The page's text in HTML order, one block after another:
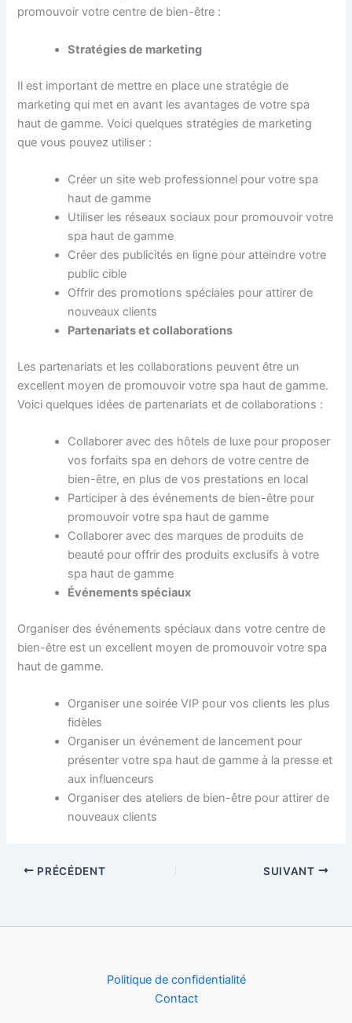
promouvoir votre centre de bien-être :
Stratégies de marketing
Il est important de mettre en place une stratégie de
marketing qui met en avant les avantages de votre spa
haut de gamme. Voici quelques stratégies de marketing
que vous pouvez utiliser :
Créer un site web professionnel pour votre spa
haut de gamme
Utiliser les réseaux sociaux pour promouvoir votre
spa haut de gamme
Créer des publicités en ligne pour atteindre votre
public cible
Offrir des promotions spéciales pour attirer de
nouveaux clients
Partenariats et collaborations
Les partenariats et les collaborations peuvent être un
excellent moyen de promouvoir votre spa haut de gamme.
Voici quelques idées de partenariats et de collaborations :
Collaborer avec des hôtels de luxe pour proposer
vos forfaits spa en dehors de votre centre de
bien-être, en plus de vos prestations en local
Participer à des événements de bien-être pour
promouvoir votre spa haut de gamme
Collaborer avec des marques de produits de
beauté pour offrir des produits exclusifs à votre
spa haut de gamme
Événements spéciaux
Organiser des événements spéciaux dans votre centre de
bien-être est un excellent moyen de promouvoir votre spa
haut de gamme.
Organiser une soirée VIP pour vos clients les plus
fidèles
Organiser un événement de lancement pour
présenter votre spa haut de gamme à la presse et
aux influenceurs
Organiser des ateliers de bien-être pour attirer de
nouveaux clients
PRÉCÉDENT SUIVANT
Politique de confidentialité
Contact